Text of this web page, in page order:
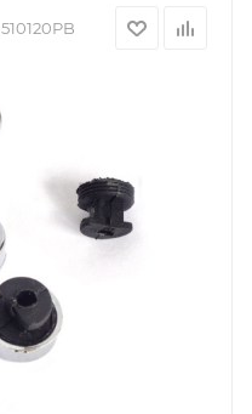
510120PB